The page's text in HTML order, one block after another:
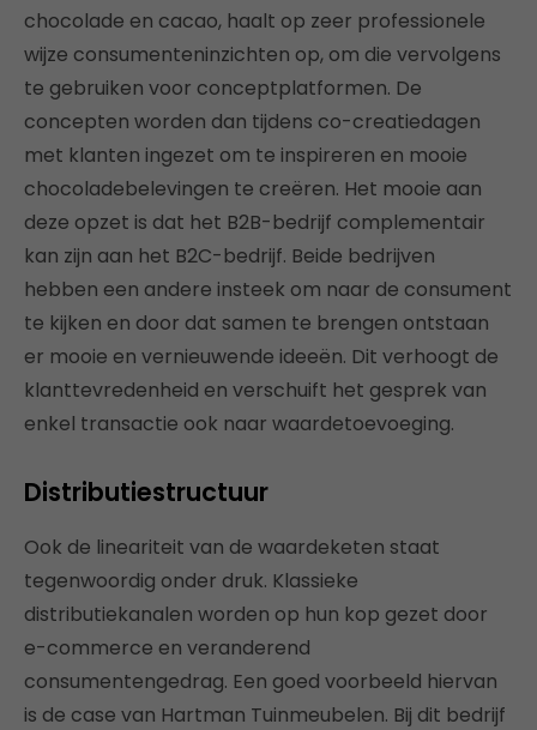
chocolade en cacao, haalt op zeer professionele
wijze consumenteninzichten op, om die vervolgens
te gebruiken voor conceptplatformen. De
concepten worden dan tijdens co-creatiedagen
met klanten ingezet om te inspireren en mooie
chocoladebelevingen te creëren. Het mooie aan
deze opzet is dat het B2B-bedrijf complementair
kan zijn aan het B2C-bedrijf. Beide bedrijven
hebben een andere insteek om naar de consument
te kijken en door dat samen te brengen ontstaan
er mooie en vernieuwende ideeën. Dit verhoogt de
klanttevredenheid en verschuift het gesprek van
enkel transactie ook naar waardetoevoeging.
Distributiestructuur
Ook de lineariteit van de waardeketen staat
tegenwoordig onder druk. Klassieke
distributiekanalen worden op hun kop gezet door
e-commerce en veranderend
consumentengedrag. Een goed voorbeeld hiervan
is de case van Hartman Tuinmeubelen. Bij dit bedrijf